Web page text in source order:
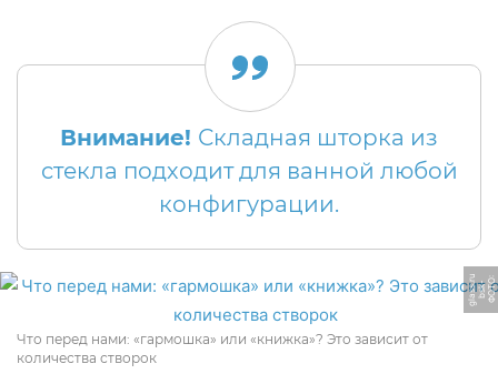
Внимание! Складная шторка из
стекла подходит для ванной любой
конфигурации.
Ф
О
Т
О:
b
s
k
-gl
a
s
s.
r
u
Что перед нами: «гармошка» или «книжка»? Это зависит от
количества створок